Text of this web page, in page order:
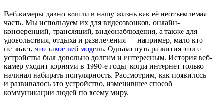
Веб-камеры давно вошли в нашу жизнь как её неотъемлемая
часть. Мы используем их для видеозвонков, онлайн-
конференций, трансляций, видеонаблюдения, а также для
удовольствия, отдыха и развлечения — например, мало кто
не знает, что такое веб модель. Однако путь развития этого
устройства был довольно долгим и интересным. История веб-
камер уходит корнями в 1990-е годы, когда интернет только
начинал набирать популярность. Рассмотрим, как появилось
и развивалось это устройство, изменившее способ
коммуникации людей по всему миру.